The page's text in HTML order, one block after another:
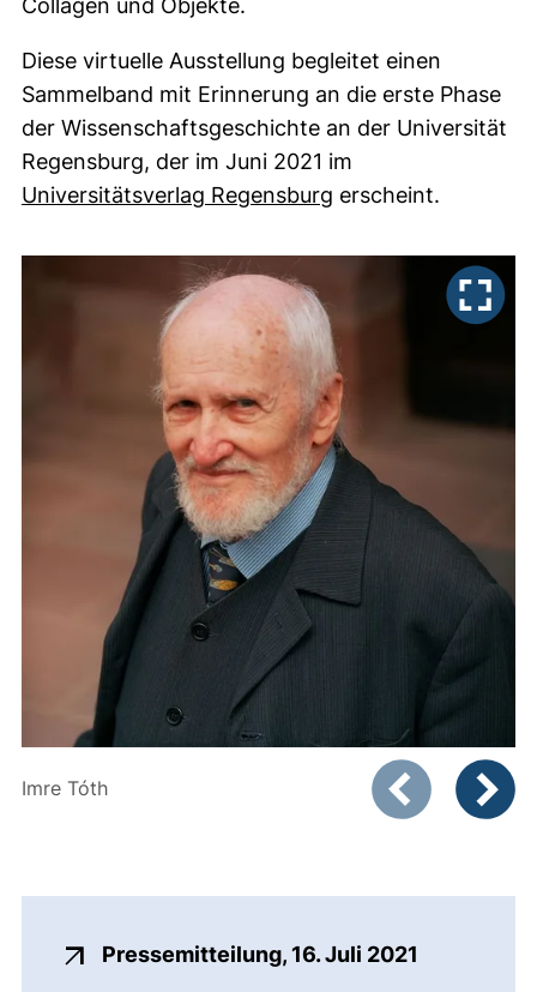
Collagen und Objekte.
Diese virtuelle Ausstellung begleitet einen
Sammelband mit Erinnerung an die erste Phase
der Wissenschaftsgeschichte an der Universität
Regensburg, der im Juni 2021 im
Universitätsverlag Regensburg (externer Link,
erscheint.
Imre Tóth
Zeigt Folie 1
Pressemitteilung, 16. Juli 2021